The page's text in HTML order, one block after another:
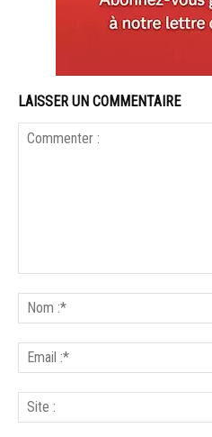
LAISSER UN COMMENTAIRE